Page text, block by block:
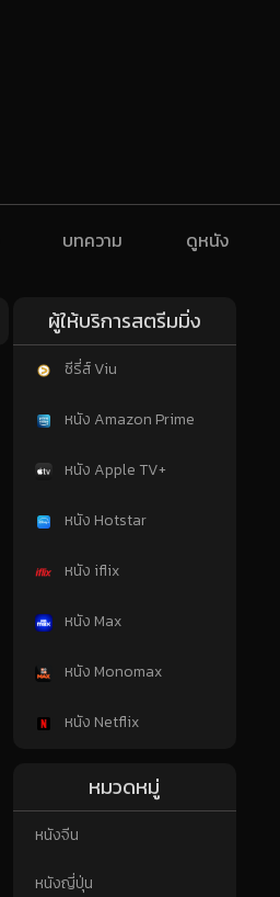
บทความ ดูหนัง
ผู้ให้บริการสตรีมมิ่ง
ซีรี่ส์ Viu
หนัง Amazon Prime
หนัง Apple TV+
หนัง Hotstar
หนัง iflix
หนัง Max
หนัง Monomax
หนัง Netflix
หมวดหมู่
หนังจีน
หนังญี่ปุ่น